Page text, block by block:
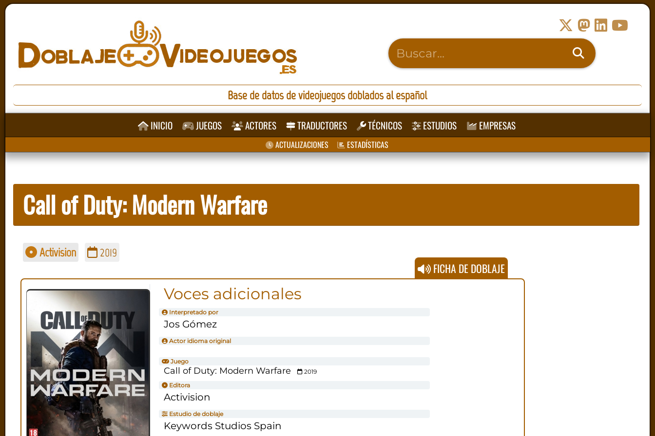
Base de datos de videojuegos doblados al español
INICIO JUEGOS ACTORES TRADUCTORES TÉCNICOS ESTUDIOS EMPRESAS
ACTUALIZACIONES ESTADÍSTICAS
Call of Duty: Modern Warfare
Activision 2019
FICHA DE DOBLAJE
Voces adicionales
Interpretado por
Jos Gómez
Actor idioma original
Juego
Call of Duty: Modern Warfare
2019
Editora
Activision
Estudio de doblaje
Keywords Studios Spain